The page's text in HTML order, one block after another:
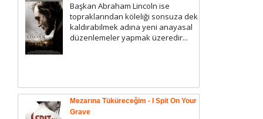
Başkan Abraham Lincoln ise
topraklarından köleliği sonsuza dek
kaldırabilmek adına yeni anayasal
düzenlemeler yapmak üzeredir...
Mezarına Tüküreceğim - I Spit On Your
Grave